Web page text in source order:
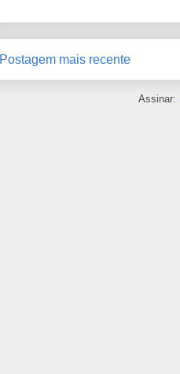
Postagem mais recente
Assinar: